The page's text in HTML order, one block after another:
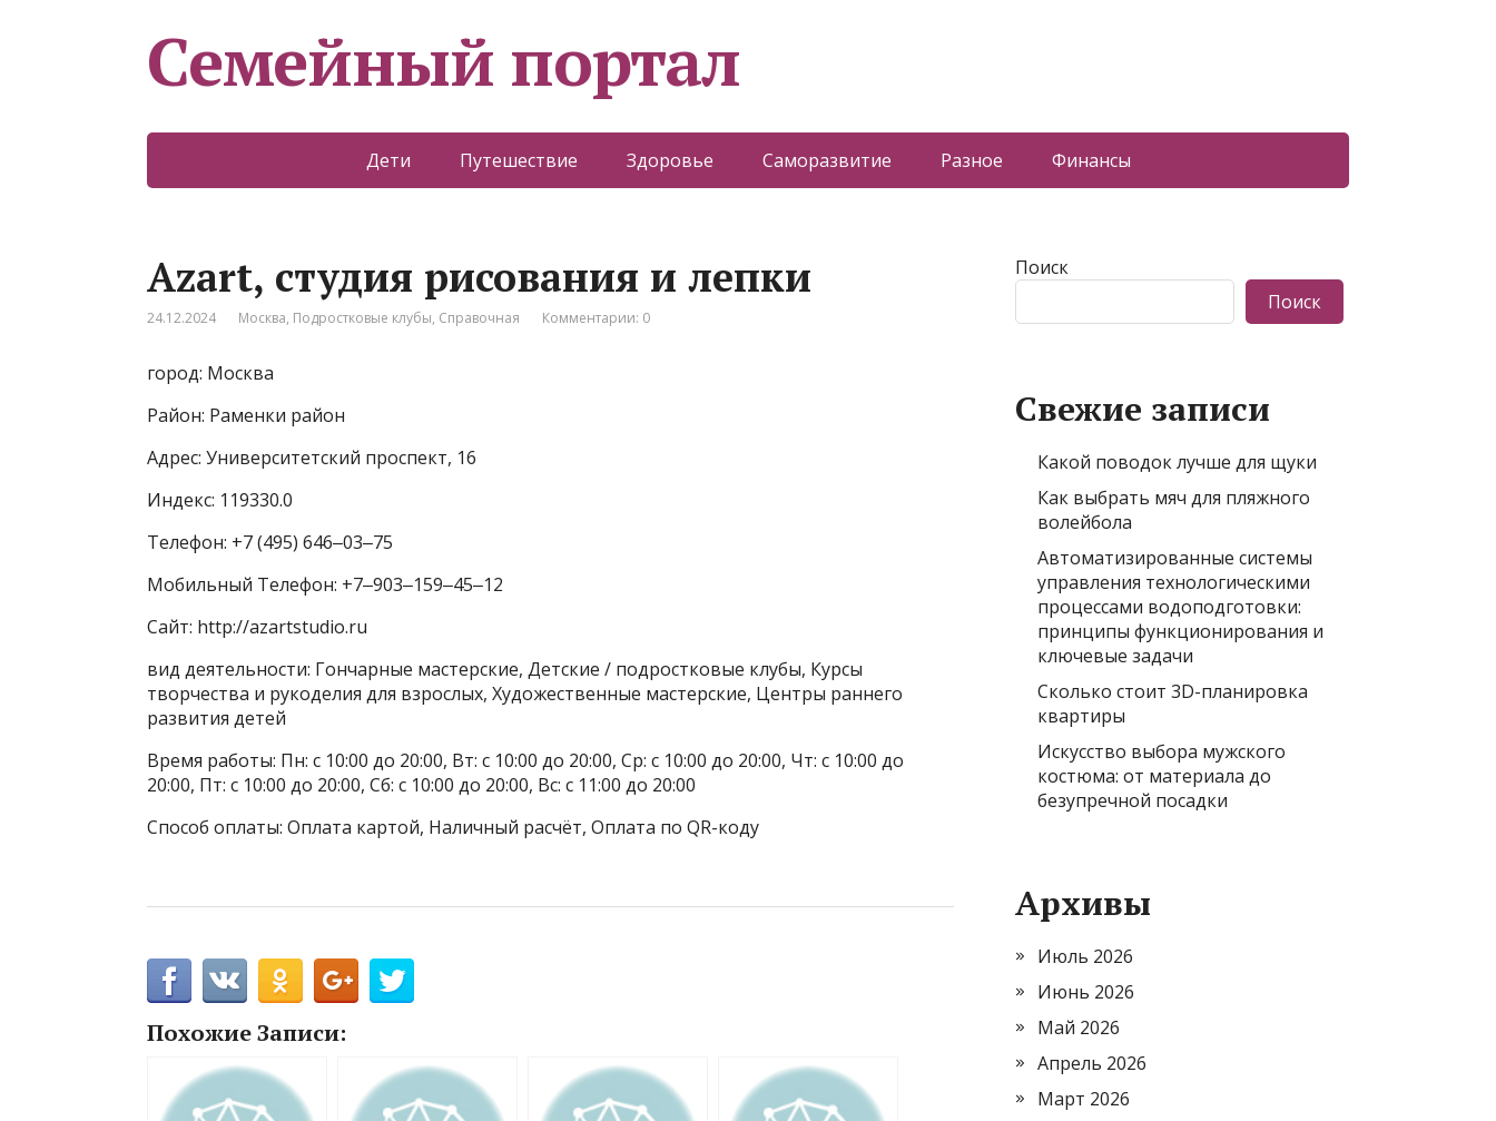
Семейный портал
Дети Путешествие Здоровье Саморазвитие Разное Финансы
Azart, студия рисования и лепки
24.12.2024 Москва, Подростковые клубы, Справочная Комментарии: 0
город: Москва
Район: Раменки район
Адрес: Университетский проспект, 16
Индекс: 119330.0
Телефон: +7 (495) 646‒03‒75
Мобильный Телефон: +7‒903‒159‒45‒12
Сайт: http://azartstudio.ru
вид деятельности: Гончарные мастерские, Детские / подростковые клубы, Курсы
творчества и рукоделия для взрослых, Художественные мастерские, Центры раннего
развития детей
Время работы: Пн: с 10:00 до 20:00, Вт: с 10:00 до 20:00, Ср: с 10:00 до 20:00, Чт: с 10:00 до
20:00, Пт: с 10:00 до 20:00, Сб: с 10:00 до 20:00, Вс: с 11:00 до 20:00
Способ оплаты: Оплата картой, Наличный расчёт, Оплата по QR-коду
Похожие Записи:
Поиск
Поиск
Свежие записи
Какой поводок лучше для щуки
Как выбрать мяч для пляжного
волейбола
Автоматизированные системы
управления технологическими
процессами водоподготовки:
принципы функционирования и
ключевые задачи
Сколько стоит 3D-планировка
квартиры
Искусство выбора мужского
костюма: от материала до
безупречной посадки
Архивы
Июль 2026
Июнь 2026
Май 2026
Апрель 2026
Март 2026